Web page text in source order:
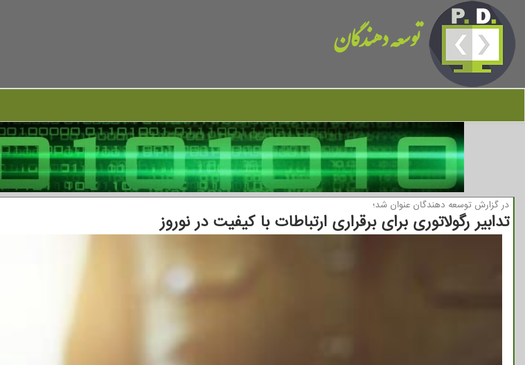
توسعه دهندگان
در گزارش توسعه دهندگان عنوان شد؛
تدابیر رگولاتوری برای برقراری ارتباطات با کیفیت در نوروز